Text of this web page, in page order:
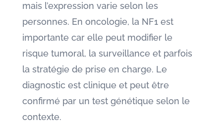
mais l’expression varie selon les
personnes. En oncologie, la NF1 est
importante car elle peut modifier le
risque tumoral, la surveillance et parfois
la stratégie de prise en charge. Le
diagnostic est clinique et peut être
confirmé par un test génétique selon le
contexte.